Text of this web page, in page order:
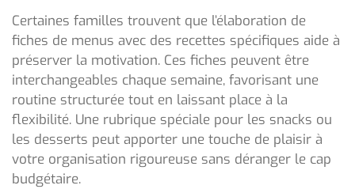
Certaines familles trouvent que l’élaboration de
fiches de menus avec des recettes spécifiques aide à
préserver la motivation. Ces fiches peuvent être
interchangeables chaque semaine, favorisant une
routine structurée tout en laissant place à la
flexibilité. Une rubrique spéciale pour les snacks ou
les desserts peut apporter une touche de plaisir à
votre organisation rigoureuse sans déranger le cap
budgétaire.